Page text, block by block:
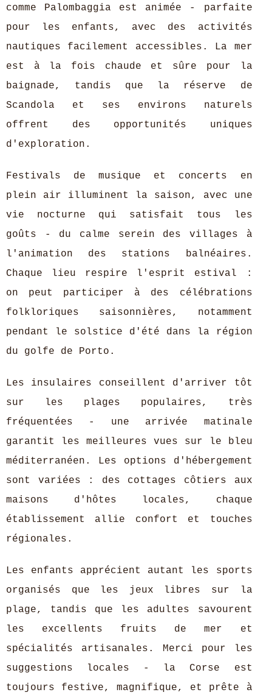
comme Palombaggia est animée - parfaite
pour les enfants, avec des activités
nautiques facilement accessibles. La mer
est à la fois chaude et sûre pour la
baignade, tandis que la réserve de
Scandola et ses environs naturels
offrent des opportunités uniques
d'exploration.
Festivals de musique et concerts en
plein air illuminent la saison, avec une
vie nocturne qui satisfait tous les
goûts - du calme serein des villages à
l'animation des stations balnéaires.
Chaque lieu respire l'esprit estival :
on peut participer à des célébrations
folkloriques saisonnières, notamment
pendant le solstice d'été dans la région
du golfe de Porto.
Les insulaires conseillent d'arriver tôt
sur les plages populaires, très
fréquentées - une arrivée matinale
garantit les meilleures vues sur le bleu
méditerranéen. Les options d'hébergement
sont variées : des cottages côtiers aux
maisons d'hôtes locales, chaque
établissement allie confort et touches
régionales.
Les enfants apprécient autant les sports
organisés que les jeux libres sur la
plage, tandis que les adultes savourent
les excellents fruits de mer et
spécialités artisanales. Merci pour les
suggestions locales - la Corse est
toujours festive, magnifique, et prête à